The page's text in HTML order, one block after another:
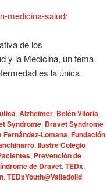
medicina-salud/
de los
y la Medicina, un tema
es la única
, Alzheimer, Belén Viloria,
Syndrome, Dravet Syndrome
Fernández-Lomana, Fundación
, Ilustre Colegio
, Prevención de
de Dravet, TEDx,
, TEDxYouth@Valladolid,